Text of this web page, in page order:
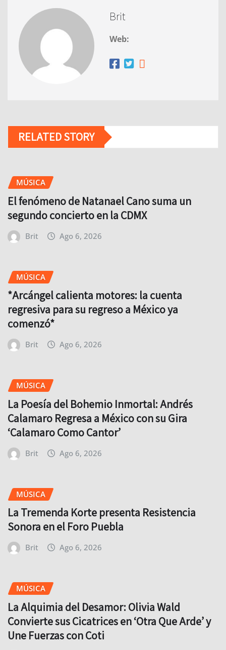
Brit
Web:
RELATED STORY
MÚSICA
El fenómeno de Natanael Cano suma un
segundo concierto en la CDMX
Brit Ago 6, 2026
MÚSICA
*Arcángel calienta motores: la cuenta
regresiva para su regreso a México ya
comenzó*
Brit Ago 6, 2026
MÚSICA
La Poesía del Bohemio Inmortal: Andrés
Calamaro Regresa a México con su Gira
‘Calamaro Como Cantor’
Brit Ago 6, 2026
MÚSICA
La Tremenda Korte presenta Resistencia
Sonora en el Foro Puebla
Brit Ago 6, 2026
MÚSICA
La Alquimia del Desamor: Olivia Wald
Convierte sus Cicatrices en ‘Otra Que Arde’ y
Une Fuerzas con Coti